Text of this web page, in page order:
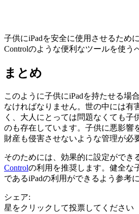
子供にiPadを安全に使用させるため
Controlのような便利なツールを使う
まとめ
このように子供にiPadを持たせる場
なければなりません。世の中には有
く、大人にとっては問題なくても子
のも存在しています。子供に悪影響
財産も侵害させないような管理が必
そのためには、効果的に設定ができ
Controlの利用を推奨します。健全な
であるiPadの利用ができるよう参考
シェア:
星をクリックして投票してください